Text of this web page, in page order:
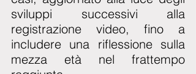
sviluppi successivi alla
registrazione video, fino a
includere una riflessione sulla
mezza età nel frattempo